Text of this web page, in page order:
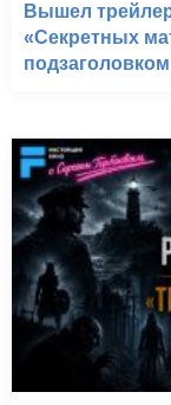
Вышел
«Секретных